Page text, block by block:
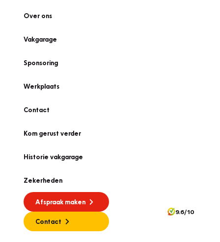
Over ons
Vakgarage
Sponsoring
Werkplaats
Contact
Kom gerust verder
Historie vakgarage
Zekerheden
Afspraak maken
Contact
9.6/10